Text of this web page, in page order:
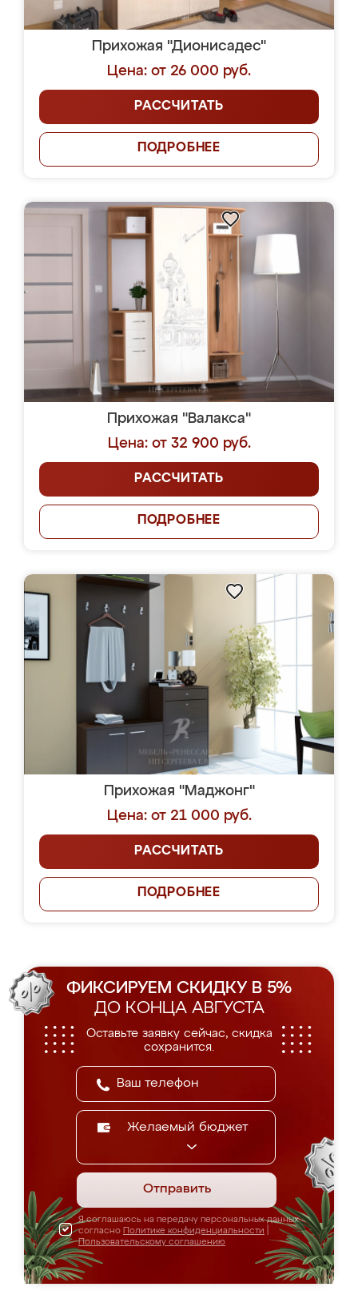
Прихожая "Дионисадес"
Цена: от 26 000 руб.
РАССЧИТАТЬ
ПОДРОБНЕЕ
Прихожая "Валакса"
Цена: от 32 900 руб.
РАССЧИТАТЬ
ПОДРОБНЕЕ
Прихожая "Маджонг"
Цена: от 21 000 руб.
РАССЧИТАТЬ
ПОДРОБНЕЕ
ФИКСИРУЕМ СКИДКУ В 5%
ДО КОНЦА АВГУСТА
Оставьте заявку сейчас, скидка
сохранится.
Желаемый бюджет
Отправить
Я соглашаюсь на передачу персональных данных
согласно Политике конфиденциальности
Пользовательскому соглашению